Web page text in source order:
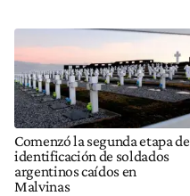
Comenzó la segunda etapa de
identificación de soldados
argentinos caídos en
Malvinas